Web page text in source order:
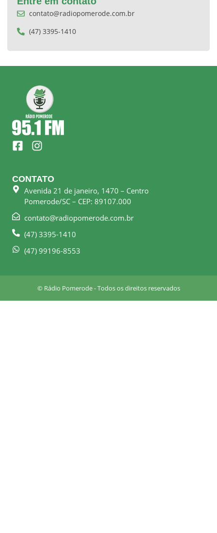
contato@radiopomerode.com.br
(47) 3395-1410
F
a
e
b
o
k
s
q
a
I
n
t
a
g
r
a
m
CONTATO
Avenida 21 de janeiro, 1470 – Centro
Pomerode/SC – CEP: 89107.000
contato@radiopomerode.com.br
(47) 3395-1410
(47) 99196-8553
© Rádio Pomerode - Todos os direitos reservados